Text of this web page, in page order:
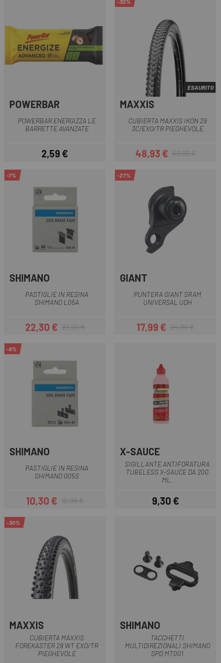
POWERBAR
POWERBAR ENERGIZZA LE
BARRETTE AVANZATE
Prezzo
2,59 €
-30%
ESAURITO
MAXXIS
CUBIERTA MAXXIS IKON 29
3C/EXO/TR PIEGHEVOLE
Prezzo
48,93 €Prezzo base
69,90 €
-7%
SHIMANO
PASTIGLIE IN RESINA
SHIMANO L05A
Prezzo
22,30 €Prezzo base
23,99 €
-27%
GIANT
PUNTERA GIANT SRAM
UNIVERSAL UDH
Prezzo
17,99 €Prezzo base
24,90 €
-6%
SHIMANO
PASTIGLIE IN RESINA
SHIMANO G05S
Prezzo
10,30 €Prezzo base
10,99 €
X-SAUCE
SIGILLANTE ANTIFORATURA
TUBELESS X-SAUCE DA 200
ML.
Prezzo
9,30 €
-30%
MAXXIS
CUBIERTA MAXXIS
FOREKASTER 29 WT EXO/TR
PIEGHEVOLE
SHIMANO
TACCHETTI
MULTIDIREZIONALI SHIMANO
SPD MT001